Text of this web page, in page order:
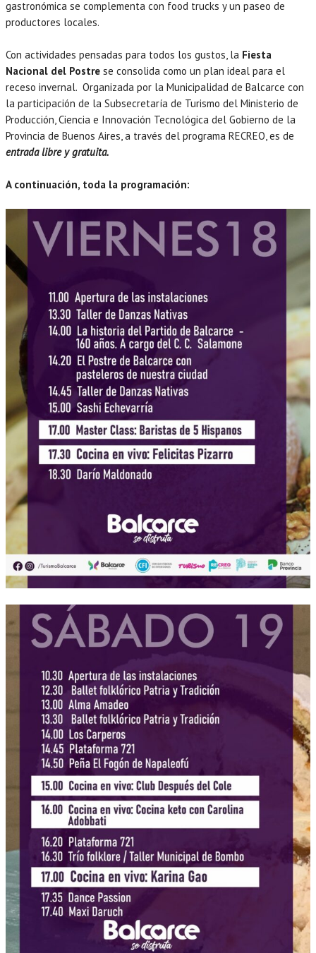
gastronómica se complementa con food trucks y un paseo de
productores locales.
Con actividades pensadas para todos los gustos, la Fiesta
Nacional del Postre se consolida como un plan ideal para el
receso invernal. Organizada por la Municipalidad de Balcarce con
la participación de la Subsecretaría de Turismo del Ministerio de
Producción, Ciencia e Innovación Tecnológica del Gobierno de la
Provincia de Buenos Aires, a través del programa RECREO, es de
entrada libre y gratuita.
A continuación, toda la programación: